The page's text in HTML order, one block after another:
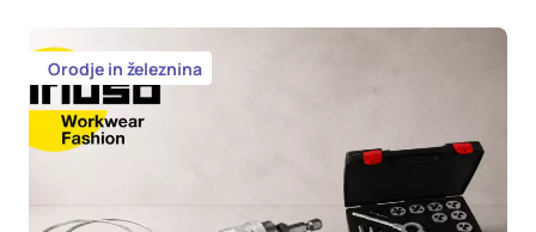
Orodje in železnina